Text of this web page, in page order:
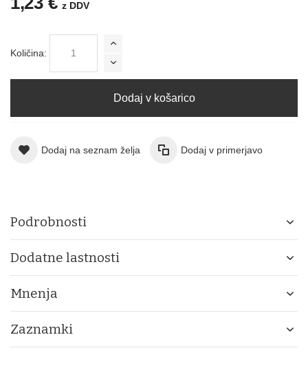
z DDV
Količina:
Dodaj v košarico
Dodaj na seznam želja Dodaj v primerjavo
Podrobnosti
Dodatne lastnosti
Mnenja
Zaznamki